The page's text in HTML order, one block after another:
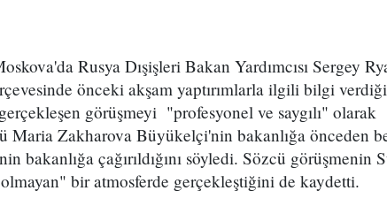
Rusya Dışişleri Bakan Yardımcısı Sergey
önceki akşam yaptırımlarla ilgili bilgi
görüşmeyi "profesyonel ve saygılı" olarak
Maria Zakharova Büyükelçi'nin bakanlığa önceden
bakanlığa çağırıldığını söyledi. Sözcü görüşmenin
bir atmosferde gerçekleştiğini de kaydetti.